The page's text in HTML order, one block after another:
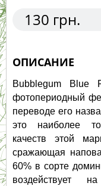
130 грн.
ОПИСАНИЕ
Bubblegum Blue
фотопериодный
переводе его
это наиболее
качеств этой
сражающая
60% в сорте
воздействует